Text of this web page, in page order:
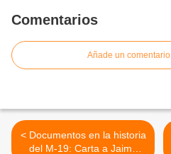
Comentarios
Añade un comentario
< Documentos en la historia
del M-19: Carta a Jaime